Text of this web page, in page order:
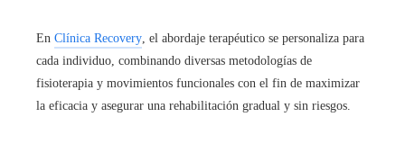
En Clínica Recovery, el abordaje terapéutico se personaliza para
cada individuo, combinando diversas metodologías de
fisioterapia y movimientos funcionales con el fin de maximizar
la eficacia y asegurar una rehabilitación gradual y sin riesgos.